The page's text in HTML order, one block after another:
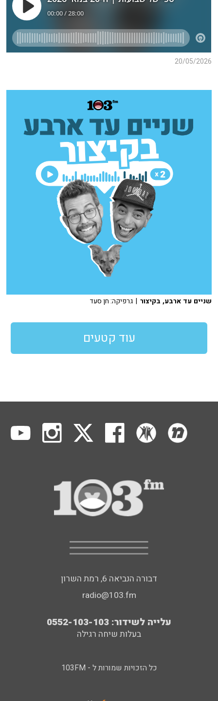
20/05/2026
שניים עד ארבע, בקיצור | גרפיקה: חן סעד
עוד קטעים
דבורה הנביאה 6, רמת השרון
radio@103.fm
עלייה לשידור: 0552-103-103
בעלות שיחה רגילה
כל הזכויות שמורות ל - 103FM